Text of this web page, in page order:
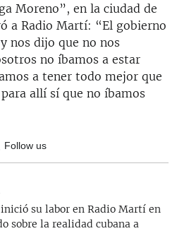
Moreno”, en la ciudad de
a Radio Martí: “El gobierno
nos dijo que no nos
no íbamos a estar
a tener todo mejor que
allí sí que no íbamos
Follow us
su labor en Radio Martí en
sobre la realidad cubana a